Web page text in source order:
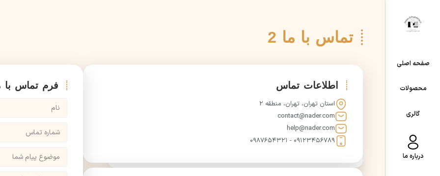
صفحه اصلی
محصولات
گالری
درباره ما
تماس با ما 2
اطلاعات تماس
استان تهران، تهران، منطقه 2
contact@nader.com
help@nader.com
09123456789 - 0987654321
فرم تماس با